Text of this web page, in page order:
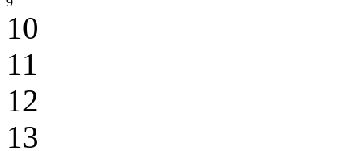
10
11
12
13